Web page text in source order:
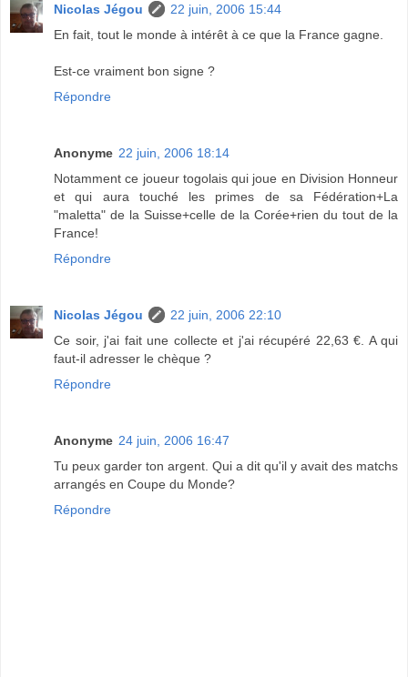
Nicolas Jégou
22 juin, 2006 15:44
En fait, tout le monde à intérêt à ce que la France gagne.
Est-ce vraiment bon signe ?
Répondre
Anonyme 22 juin, 2006 18:14
Notamment ce joueur togolais qui joue en Division Honneur
et qui aura touché les primes de sa Fédération+La
"maletta" de la Suisse+celle de la Corée+rien du tout de la
France!
Répondre
Nicolas Jégou
22 juin, 2006 22:10
Ce soir, j'ai fait une collecte et j'ai récupéré 22,63 €. A qui
faut-il adresser le chèque ?
Répondre
Anonyme 24 juin, 2006 16:47
Tu peux garder ton argent. Qui a dit qu'il y avait des matchs
arrangés en Coupe du Monde?
Répondre